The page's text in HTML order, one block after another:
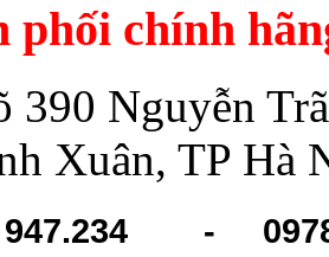
phối chính
390 Nguyễn
Xuân, TP Hà
947.234 -